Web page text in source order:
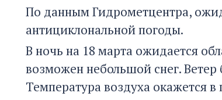
По данным Гидрометцентра,
антициклональной погоды.
В ночь на 18 марта ожидается
возможен небольшой снег. Ветер
Температура воздуха окажется